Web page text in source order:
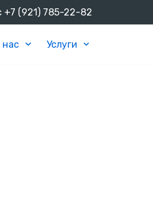
+7 (921) 785-22-82
нас Услуги